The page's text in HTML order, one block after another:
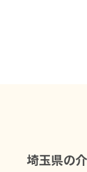
埼玉県の